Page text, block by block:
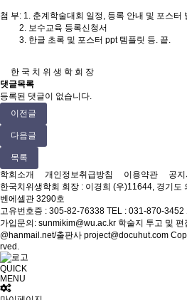
첨 부: 1. 춘계학술대회 일정, 등록 안내 및 포스터
2. 보수교육 등록신청서
3. 한글 초록 및 포스터 ppt 템플릿 등. 끝.
한 국 치 위 생 학 회 장
댓글목록
등록된 댓글이 없습니다.
이전글
다음글
목록
학회소개
개인정보취급방침 이용약관
공
한국치위생학회 회장 : 이경희 (우)11644, 경기도
벤에셀관 3290호
고유번호증 : 305-82-76338 TEL : 031-870-3452
가입문의: sunmikim@wu.ac.kr 학술지 투고 및
@hanmail.net/출판사 project@docuhut.com
rved.
QUICK
MENU